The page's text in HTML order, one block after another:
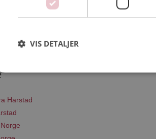
Harstad
VIS DETALJER